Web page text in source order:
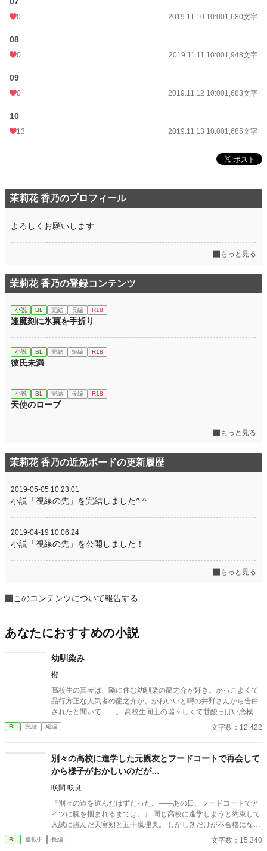
0 2019.11.10 10:001,680文字
08
0 2019.11.11 10:001,948文字
09
0 2019.11.12 10:001,683文字
10
13 2019.11.13 10:001,685文字
茉莉花 香乃のプロフィール
よろしくお願いします
もっと見る
茉莉花 香乃の登録コンテンツ
小説 BL 完結 長編 R18
逢魔刻に氷菓を手折り
小説 BL 完結 短編 R18
彼氏未満
小説 BL 完結 長編 R18
天使のローブ
もっと見る
茉莉花 香乃の近況ボードの更新履歴
2019-05-05 10:23:01
小説「視線の先」を完結しました^ ^
2019-04-19 10:06:24
小説「視線の先」を公開しました！
もっと見る
このコンテンツについて報告する
あなたにおすすめの小説
幼馴染み
橙
高校生の真琴は、隣に住む幼馴染の龍之介が好き。かっこよくて
品行方正な人気者の龍之介が、かわいいと噂の井野さんから告白
されたと聞いて……。 高校生同士の瑞々しくて甘酸っぱい恋模
様。
BL 完結 短編 文字数：12,422
別々の高校に進学した元親友とフードコートで再会して
から様子がおかしいのだが…
咲間 咲良
『別々の道を選んだはずだった。――あの日、フードコートでア
イツに腕を掴まれるまでは。』 同じ高校に進学しようと約束して
入試に臨んだ天宮朔と五十嵐理央。 しかし朔だけが不合格になっ
てしまい、涙をこらえて別れを告げるしかなかった。 それから半
年後の九月。 夏休みを終えたばかりで気だるい空気が漂うフード
BL 連載中 長編 文字数：15,340